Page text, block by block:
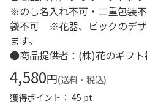
※のし名入れ不可・二重包装
袋不可 ※花器、ピックのデザ
ます。
●商品提供者：(株)花のギフト
4,580円(送料・税込)
獲得ポイント： 45 pt